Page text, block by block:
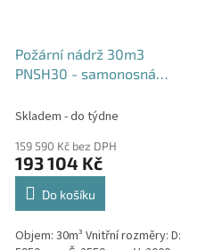
Požární nádrž 30m3
PNSH30 - samonosná
Skladem - do týdne
159 590 Kč bez DPH
193 104 Kč
Do košíku
Objem: 30m³ Vnitřní rozměry: D: